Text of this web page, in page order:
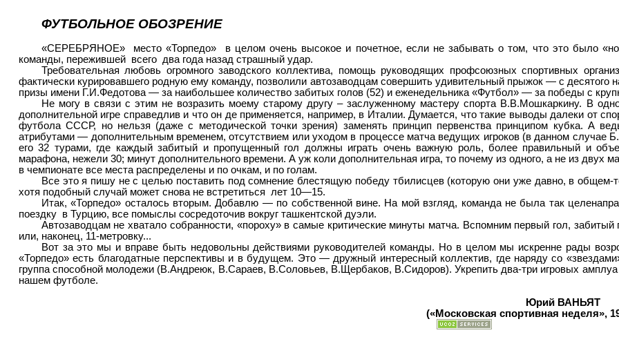
ФУТБОЛЬНОЕ ОБОЗРЕНИЕ
«СЕРЕБРЯНОЕ» место «Торпедо»
в целом очень высокое и почетное, если не забывать о том, что это было
команды, пережившей всего два года назад страшный удар.
Требовательная любовь огромного заводского коллектива, помощь руководящих профсоюзных спортивных
фактически курировавшего родную ему команду, позволили автозаводцам совершить удивительный прыжок — с десятого
призы имени Г.И.Федотова — за наибольшее количество забитых голов (52) и еженедельника «Футбол» — за победы с
Не могу в связи с этим не возразить моему старому другу – заслуженному мастеру спорта В.В.Мошкаркину. В
дополнительной игре справедлив и что он де применяется, например, в Италии. Думается, что такие выводы далеки от
футбола СССР, но нельзя (даже с методической точки зрения) заменять принцип первенства принципом кубка. А
атрибутами — дополнительным временем, отсутствием или уходом в процессе матча ведущих игроков (в данном случае
его 32 турами, где каждый забитый и пропущенный гол должны играть очень важную роль, более правильный и
марафона, нежели 30; минут дополнительного времени. А уж коли дополнительная игра, то почему из одного, а не из двух
в чемпионате все места распределены и по очкам, и по голам.
Все это я пишу не с целью поставить под сомнение блестящую победу тбилисцев (которую они уже давно, в
хотя подобный случай может снова не встретиться
лет 10—15.
Итак, «Торпедо» осталось вторым. Добавлю — по собственной вине. На мой взгляд, команда не была так
поездку в Турцию, все помыслы сосредоточив вокруг ташкентской дуэли.
Автозаводцам не хватало собранности, «пороху» в самые критические минуты матча. Вспомним первый гол,
или, наконец, 11-метровку...
Вот за это мы и вправе быть недовольны действиями руководителей команды. Но в целом мы искренне рады
«Торпедо» есть благодатные перспективы и в будущем. Это — дружный интересный коллектив, где наряду со
группа способной молодежи (В.Андреюк, В.Сараев, В.Соловьев, В.Щербаков, В.Сидоров). Укрепить два-три игровых
нашем футболе.
Юрий ВАНЬЯТ
(«Московская спортивная неделя»,